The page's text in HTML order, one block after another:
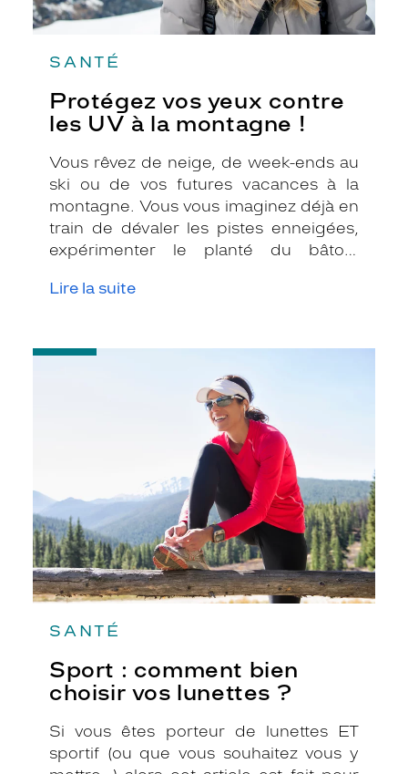
SANTÉ
Protégez vos yeux contre
les UV à la montagne !
Vous rêvez de neige, de week-ends au
ski ou de vos futures vacances à la
montagne. Vous vous imaginez déjà en
train de dévaler les pistes enneigées,
expérimenter le planté du bâton,
devant le feu qui crépite dans la
votre combinaison de ski, vos gants,
votre bonnet, Vous pensez donc être
prêt pour affronter l’altitude et devenir
le roi de la glisse ! Mais savez-vous
comment bien protéger vos yeux à la
Lire la suite
SANTÉ
Sport : comment bien
choisir vos lunettes ?
Si vous êtes porteur de lunettes ET
sportif (ou que vous souhaitez vous y
-
?